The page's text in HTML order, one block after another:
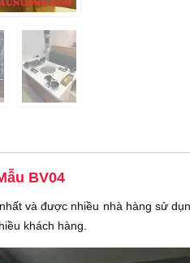
BV04
và được nhiều nhà hàng sử
khách hàng.